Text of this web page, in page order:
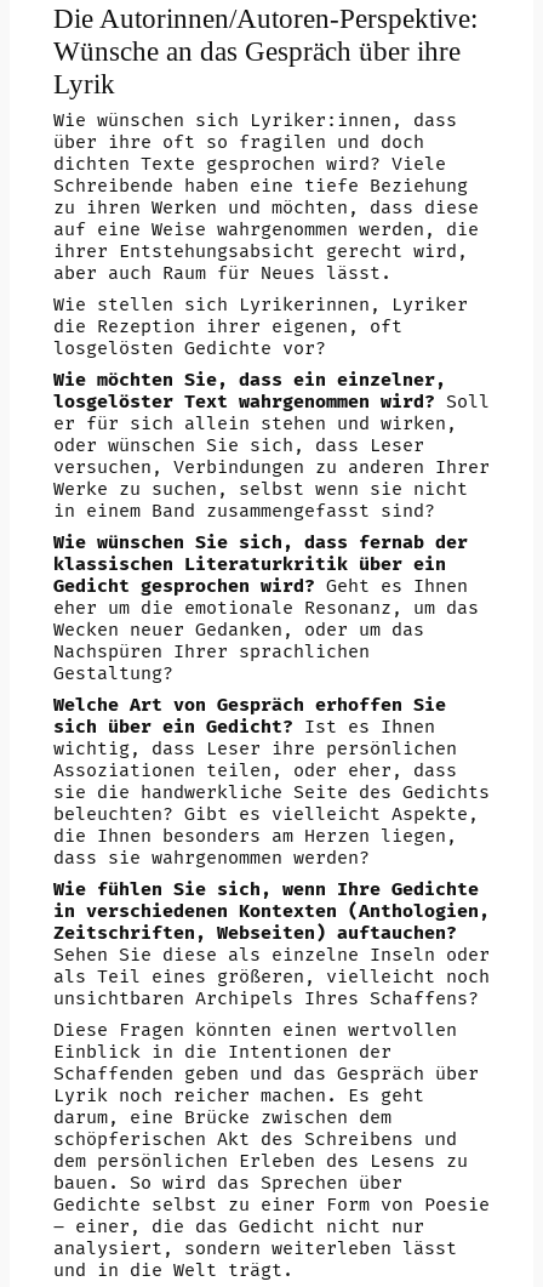
Die Autorinnen/Autoren-Perspektive:
Wünsche an das Gespräch über ihre
Lyrik
Wie wünschen sich Lyriker:innen, dass
über ihre oft so fragilen und doch
dichten Texte gesprochen wird? Viele
Schreibende haben eine tiefe Beziehung
zu ihren Werken und möchten, dass diese
auf eine Weise wahrgenommen werden, die
ihrer Entstehungsabsicht gerecht wird,
aber auch Raum für Neues lässt.
Wie stellen sich Lyrikerinnen, Lyriker
die Rezeption ihrer eigenen, oft
losgelösten Gedichte vor?
Wie möchten Sie, dass ein einzelner,
losgelöster Text wahrgenommen wird? Soll
er für sich allein stehen und wirken,
oder wünschen Sie sich, dass Leser
versuchen, Verbindungen zu anderen Ihrer
Werke zu suchen, selbst wenn sie nicht
in einem Band zusammengefasst sind?
Wie wünschen Sie sich, dass fernab der
klassischen Literaturkritik über ein
Gedicht gesprochen wird? Geht es Ihnen
eher um die emotionale Resonanz, um das
Wecken neuer Gedanken, oder um das
Nachspüren Ihrer sprachlichen
Gestaltung?
Welche Art von Gespräch erhoffen Sie
sich über ein Gedicht? Ist es Ihnen
wichtig, dass Leser ihre persönlichen
Assoziationen teilen, oder eher, dass
sie die handwerkliche Seite des Gedichts
beleuchten? Gibt es vielleicht Aspekte,
die Ihnen besonders am Herzen liegen,
dass sie wahrgenommen werden?
Wie fühlen Sie sich, wenn Ihre Gedichte
in verschiedenen Kontexten (Anthologien,
Zeitschriften, Webseiten) auftauchen?
Sehen Sie diese als einzelne Inseln oder
als Teil eines größeren, vielleicht noch
unsichtbaren Archipels Ihres Schaffens?
Diese Fragen könnten einen wertvollen
Einblick in die Intentionen der
Schaffenden geben und das Gespräch über
Lyrik noch reicher machen. Es geht
darum, eine Brücke zwischen dem
schöpferischen Akt des Schreibens und
dem persönlichen Erleben des Lesens zu
bauen. So wird das Sprechen über
Gedichte selbst zu einer Form von Poesie
– einer, die das Gedicht nicht nur
analysiert, sondern weiterleben lässt
und in die Welt trägt.